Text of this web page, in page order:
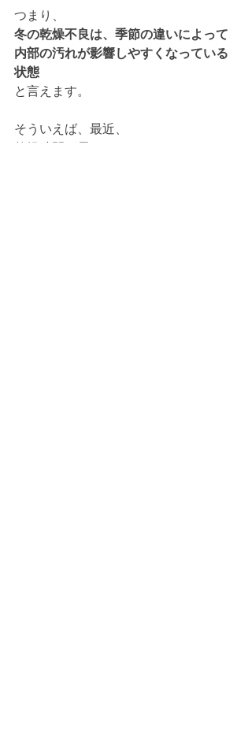
つまり、
冬の乾燥不良は、季節の違いによって
内部の汚れが影響しやすくなっている
状態
と言えます。
そういえば、最近、